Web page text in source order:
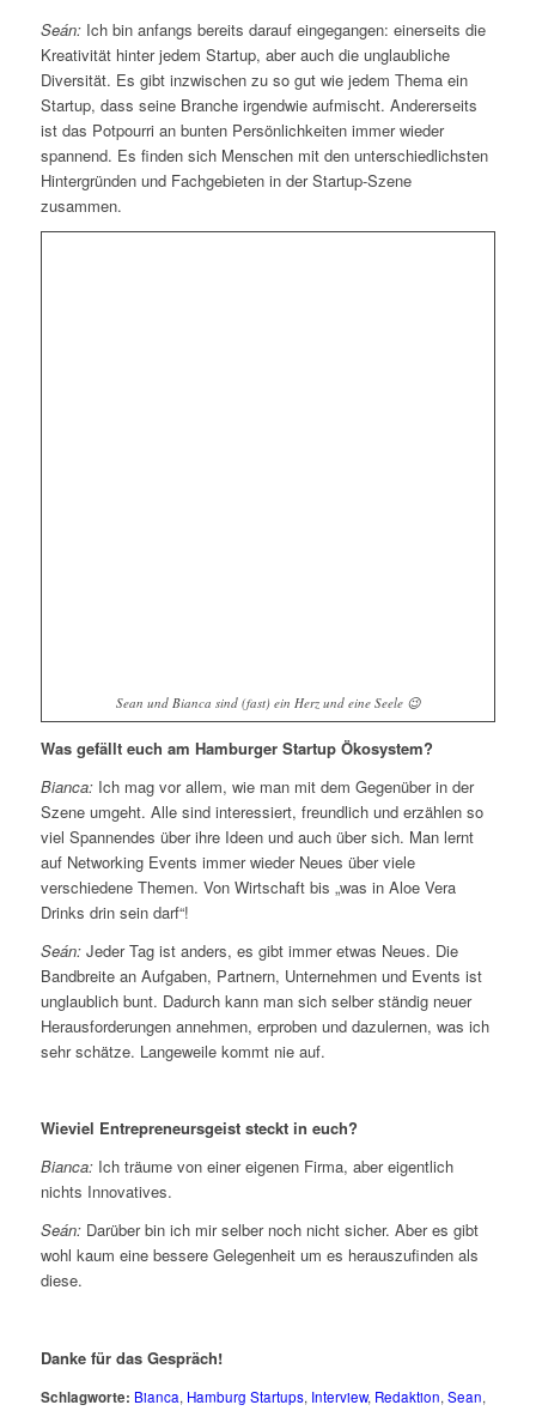
Seán:Ich bin anfangs bereits darauf eingegangen: einerseits die
Kreativität hinter jedem Startup, aber auch die unglaubliche
Diversität. Es gibt inzwischen zu so gut wie jedem Thema ein
Startup, dass seine Branche irgendwie aufmischt. Andererseits
ist das Potpourri an bunten Persönlichkeiten immer wieder
spannend. Es finden sich Menschen mit den unterschiedlichsten
Hintergründen und Fachgebieten in der Startup-Szene
zusammen.
Sean und Bianca sind (fast) ein Herz und eine Seele 😉
Was gefällt euch am Hamburger Startup Ökosystem?
Bianca:Ich mag vor allem, wie man mit dem Gegenüber in der
Szene umgeht. Alle sind interessiert, freundlich und erzählen so
viel Spannendes über ihre Ideen und auch über sich. Man lernt
auf Networking Events immer wieder Neues über viele
verschiedene Themen. Von Wirtschaft bis „was in Aloe Vera
Drinks drin sein darf“!
Seán:Jeder Tag ist anders, es gibt immer etwas Neues. Die
Bandbreite an Aufgaben, Partnern, Unternehmen und Events ist
unglaublich bunt. Dadurch kann man sich selber ständig neuer
Herausforderungen annehmen, erproben und dazulernen, was ich
sehr schätze. Langeweile kommt nie auf.
Wieviel Entrepreneursgeist steckt in euch?
Bianca:Ich träume von einer eigenen Firma, aber eigentlich
nichts Innovatives.
Seán:Darüber bin ich mir selber noch nicht sicher. Aber es gibt
wohl kaum eine bessere Gelegenheit um es herauszufinden als
diese.
Danke für das Gespräch!
Schlagworte: Bianca, Hamburg Startups, Interview, Redaktion, Sean,